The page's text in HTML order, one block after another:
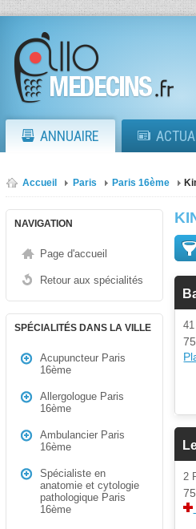
ANNUAIRE
Accueil Paris Paris 16ème
NAVIGATION
Page d'accueil
Retour aux spécialités
SPÉCIALITÉS DANS LA VILLE
Acupuncteur Paris
16ème
Allergologue Paris
16ème
Ambulancier Paris
16ème
Spécialiste en
anatomie et cytologie
pathologique Paris
16ème
2